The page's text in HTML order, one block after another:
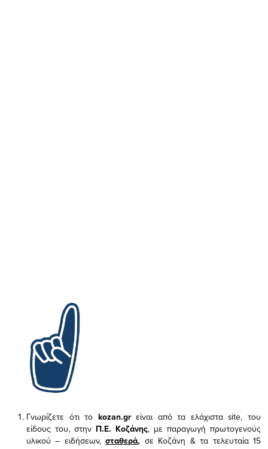
Γνωρίζετε ότι το kozan.gr είναι από τα ελάχισταsite, του
είδους του, στην Π.Ε. Κοζάνης, με παραγωγή πρωτογενούς
υλικού – ειδήσεων,σταθερά, σε Κοζάνη & τα τελευταία 15